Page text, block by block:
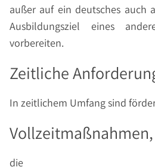
außer auf ein deutsches auch
Ausbildungsziel eines
vorbereiten.
Zeitliche
In zeitlichem Umfang sind
Vollzeitmaßnahmen,
die